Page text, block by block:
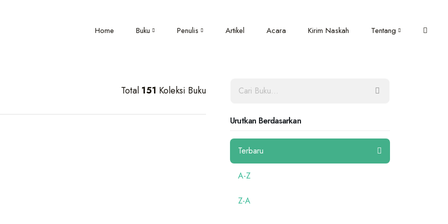
Home Buku Penulis Artikel Acara Kirim Naskah Tentang
Total 151 Koleksi Buku
Urutkan Berdasarkan
Terbaru
A-Z
Z-A